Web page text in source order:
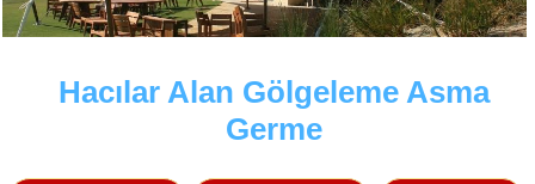
Hacılar Alan Gölgeleme Asma
Germe